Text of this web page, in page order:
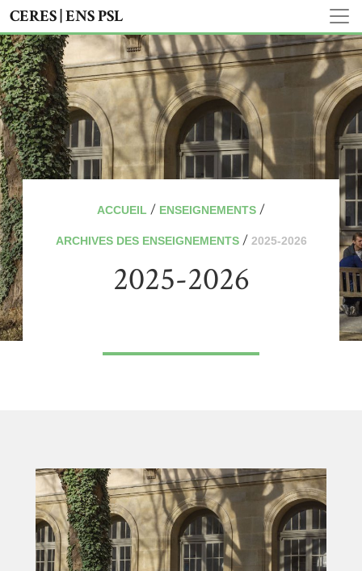
CERES | ENS PSL
ACCUEIL / ENSEIGNEMENTS /
ARCHIVES DES ENSEIGNEMENTS/ 2025-2026
2025-2026